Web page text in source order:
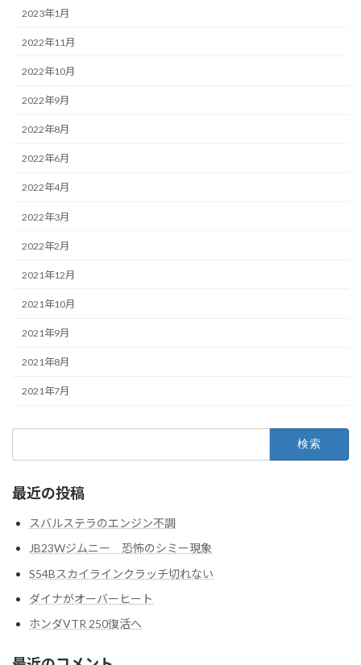
2023年1月
2022年11月
2022年10月
2022年9月
2022年8月
2022年6月
2022年4月
2022年3月
2022年2月
2021年12月
2021年10月
2021年9月
2021年8月
2021年7月
最近の投稿
スバルステラのエンジン不調
JB23Wジムニー 恐怖のシミー現象
S54Bスカイラインクラッチ切れない
ダイナがオーバーヒート
ホンダVTR 250復活へ